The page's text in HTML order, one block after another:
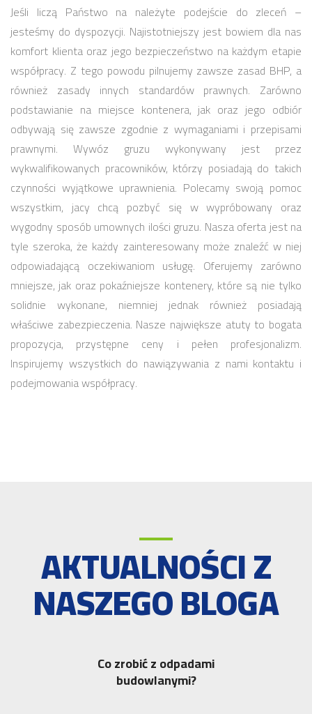
Jeśli liczą Państwo na należyte podejście do zleceń –
jesteśmy do dyspozycji. Najistotniejszy jest bowiem dla nas
komfort klienta oraz jego bezpieczeństwo na każdym etapie
współpracy. Z tego powodu pilnujemy zawsze zasad BHP, a
również zasady innych standardów prawnych. Zarówno
podstawianie na miejsce kontenera, jak oraz jego odbiór
odbywają się zawsze zgodnie z wymaganiami i przepisami
prawnymi. Wywóz gruzu wykonywany jest przez
wykwalifikowanych pracowników, którzy posiadają do takich
czynności wyjątkowe uprawnienia. Polecamy swoją pomoc
wszystkim, jacy chcą pozbyć się w wypróbowany oraz
wygodny sposób umownych ilości gruzu. Nasza oferta jest na
tyle szeroka, że każdy zainteresowany może znaleźć w niej
odpowiadającą oczekiwaniom usługę. Oferujemy zarówno
mniejsze, jak oraz pokaźniejsze kontenery, które są nie tylko
solidnie wykonane, niemniej jednak również posiadają
właściwe zabezpieczenia. Nasze największe atuty to bogata
propozycja, przystępne ceny i pełen profesjonalizm.
Inspirujemy wszystkich do nawiązywania z nami kontaktu i
podejmowania współpracy.
AKTUALNOŚCI Z
NASZEGO BLOGA
Co zrobić z odpadami
budowlanymi?